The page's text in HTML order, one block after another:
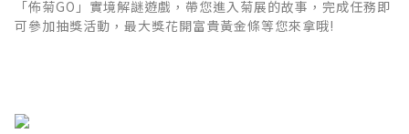
「佈菊GO」實境解謎遊戲，帶您進入菊展的故事，完成任務即
可參加抽獎活動，最大獎花開富貴黃金條等您來拿哦!